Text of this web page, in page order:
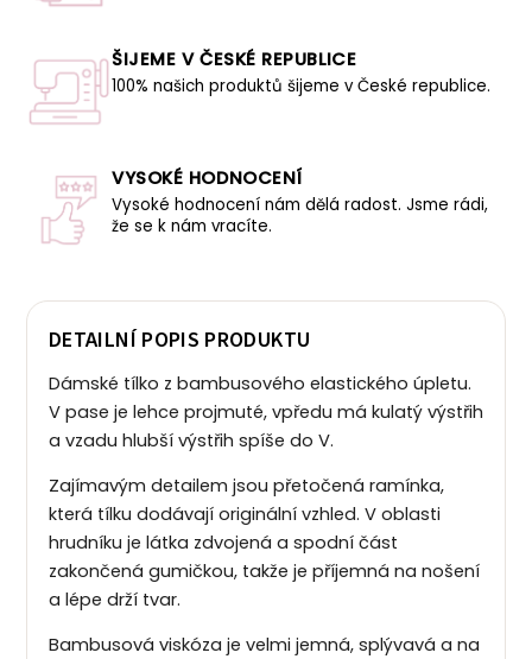
ŠIJEME V ČESKÉ REPUBLICE
100% našich produktů šijeme v České republice.
VYSOKÉ HODNOCENÍ
Vysoké hodnocení nám dělá radost. Jsme rádi,
že se k nám vracíte.
DETAILNÍ POPIS PRODUKTU
Dámské tílko z bambusového elastického úpletu.
V pase je lehce projmuté, vpředu má kulatý výstřih
a vzadu hlubší výstřih spíše do V.
Zajímavým detailem jsou přetočená ramínka,
která tílku dodávají originální vzhled. V oblasti
hrudníku je látka zdvojená a spodní část
zakončená gumičkou, takže je příjemná na nošení
a lépe drží tvar.
Bambusová viskóza je velmi jemná, splývavá a na